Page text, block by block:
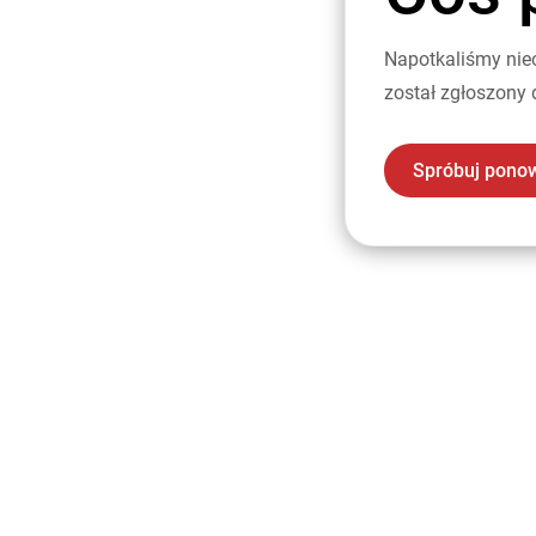
Napotkaliśmy
został zgłoszony
Spróbuj